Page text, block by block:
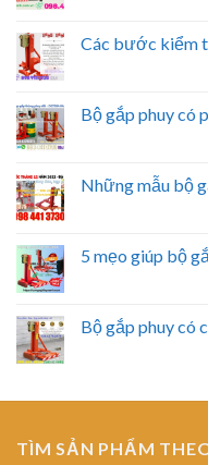
Các bước kiểm
Bộ gắp phuy có
Những mẫu bộ
5 mẹo giúp bộ
Bộ gắp phuy có
TÌM SẢN PHẨM